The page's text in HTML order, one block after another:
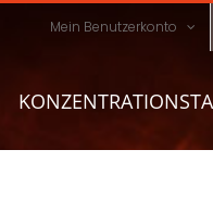
Mein Benutzerkonto